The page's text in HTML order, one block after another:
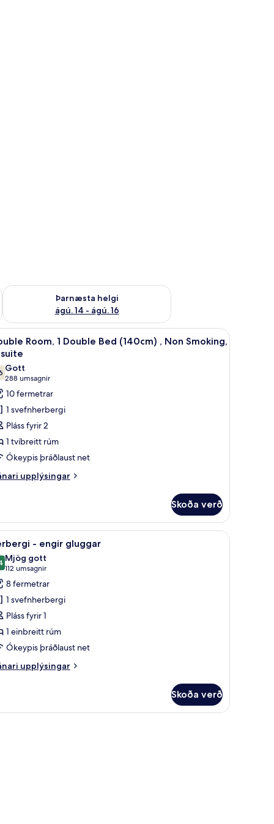
9
Þarnæsta helgi
ágú. 14 - ágú. 16
Athuga framboð þarnæstu helgi ágú. 14 - ágú. 16
nettenging, rúmföt Double Room, 1 Double Bed (140cm) ,
9
Room, 1 Double Bed (140cm) , Non Smoking,
af 10
Gott
288 umsagnir
(288
umsagnir)
10 fermetrar
1 svefnherbergi
Pláss fyrir 2
1 tvíbreitt rúm
Ókeypis þráðlaust net
upplýsingar
Skoða verð
þráðlaus nettenging, rúmfötherbergi - engir gluggar | Vinnuaðstaða
9 - engir gluggar
af 10
Mjög gott
112 umsagnir
(112
umsagnir)
8 fermetrar
1 svefnherbergi
Pláss fyrir 1
1 einbreitt rúm
Ókeypis þráðlaust net
upplýsingar
Skoða verð